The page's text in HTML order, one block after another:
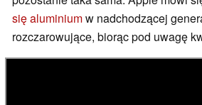
się aluminiumw nadchodzącej
rozczarowujące, biorąc pod uwagę